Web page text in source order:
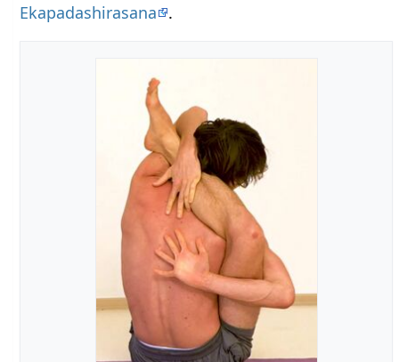
Ekapadashirasana
.